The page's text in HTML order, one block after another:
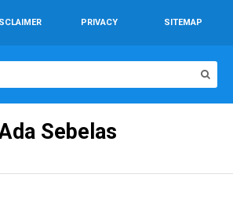
PRIVACY SITEMAP
Sebelas